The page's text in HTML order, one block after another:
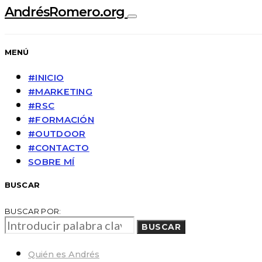
AndrésRomero.org
MENÚ
#INICIO
#MARKETING
#RSC
#FORMACIÓN
#OUTDOOR
#CONTACTO
SOBRE MÍ
BUSCAR
BUSCAR POR:
BUSCAR
Quién es Andrés